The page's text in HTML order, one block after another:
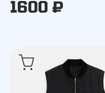
1600 ₽